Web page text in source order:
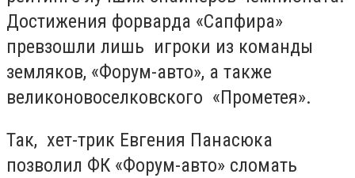
Достижения форварда «Сапфира»
превзошли лишь игроки из команды
земляков, «Форум-авто», а также
великоновоселковского «Прометея».
Так, хет-трик Евгения Панасюка
позволил ФК «Форум-авто» сломать